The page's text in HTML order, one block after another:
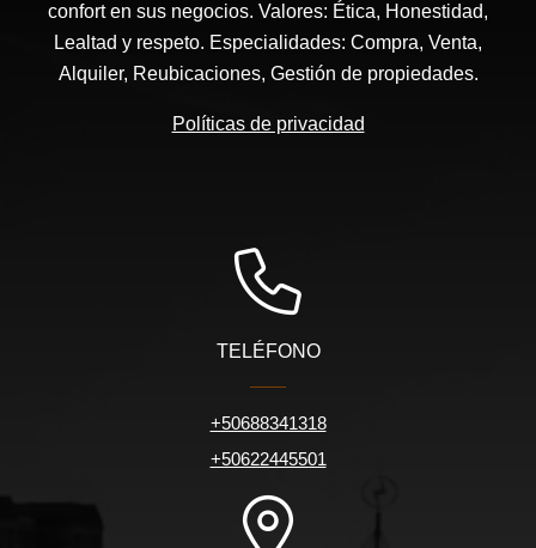
confort en sus negocios. Valores: Ética, Honestidad,
Lealtad y respeto. Especialidades: Compra, Venta,
Alquiler, Reubicaciones, Gestión de propiedades.
Políticas de privacidad
TELÉFONO
+50688341318
+50622445501